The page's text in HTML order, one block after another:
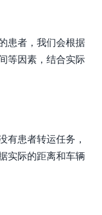
患者，我们会根据
等因素，结合实际
有患者转运任务，
实际的距离和车辆